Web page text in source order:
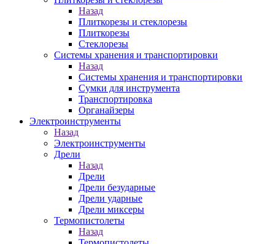
Назад
Плиткорезы и стеклорезы
Плиткорезы
Стеклорезы
Системы хранения и транспортировки
Назад
Системы хранения и транспортировки
Сумки для инструмента
Транспортировка
Органайзеры
Электроинструменты
Назад
Электроинструменты
Дрели
Назад
Дрели
Дрели безударные
Дрели ударные
Дрели миксеры
Термопистолеты
Назад